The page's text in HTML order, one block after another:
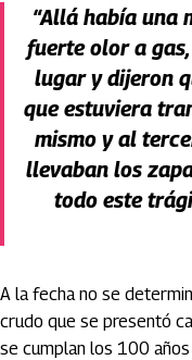
“Allá había una
fuerte olor a
lugar y dijeron
que estuviera
mismo y al
llevaban los
todo este
A la fecha no se
crudo que se presentó
se cumplan los 100